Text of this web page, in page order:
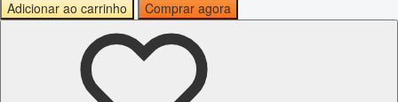
Adicionar ao carrinho
Comprar agora